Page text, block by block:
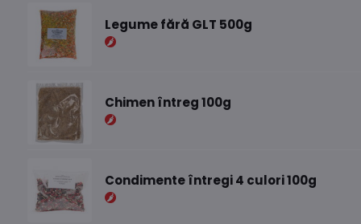
Legume fără GLT 500g
Chimen întreg 100g
Condimente întregi 4 culori 100g